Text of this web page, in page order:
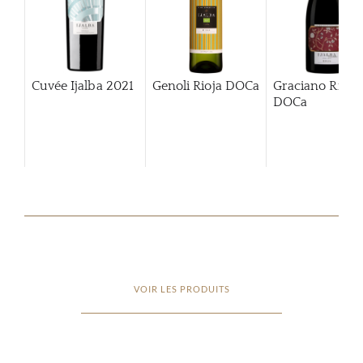
Cuvée Ijalba 2021 Genoli Rioja DOCa
Graciano Rioja
DOCa
VOIR LES PRODUITS